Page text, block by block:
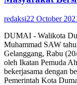
redaksi22 October
DUMAI - Walikota
Muhammad SAW
Gelanggang, Rabu
oleh Ikatan Pemuda
bekerjasama dengan
Pemerintah Kota